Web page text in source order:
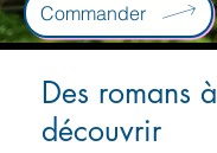
Commander
Des romans à
découvrir